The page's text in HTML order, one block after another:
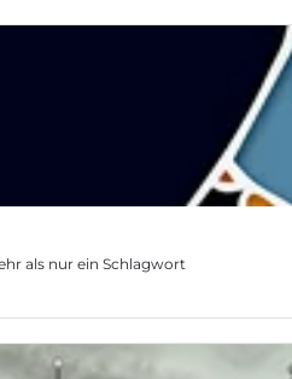
als nur ein Schlagwort